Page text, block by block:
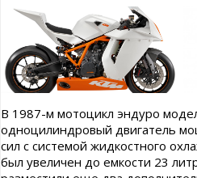
В 1987-м мотоцикл эндуро
одноцилиндровый двигатель
сил с системой жидкостного
был увеличен до емкости 23